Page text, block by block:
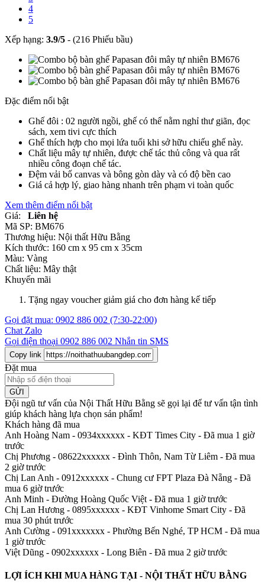
4
5
Xếp hạng: 3.9/5 - (216 Phiếu bầu)
Đặc điểm nổi bật
Ghế đôi : 02 người ngồi, ghế có thể nằm nghỉ thư giãn, đọc
sách, xem tivi cực thích
Ghế thích hợp cho mọi lứa tuổi khi sở hữu chiếu ghế này.
Chất liệu mây tự nhiên, được chế tác thủ công và qua rất
nhiều công đoạn chế tác.
Đệm vải bố canvas và bông gòn dày và có độ bền cao
Giá cả hợp lý, giao hàng nhanh trên phạm vi toàn quốc
Xem thêm điểm nổi bật
Giá:
Liên hệ
Mã SP: BM676
Thương hiệu: Nội thất Hữu Bằng
Kích thước: 160 cm x 95 cm x 35cm
Màu: Vàng
Chất liệu: Mây thật
Khuyến mãi
Tặng ngay voucher giảm giá cho đơn hàng kế tiếp
Gọi đặt mua: 0902 886 002 (7:30-22:00)
Chat Zalo
Gọi điện thoại 0902 886 002 Nhắn tin SMS
Copy link
Đặt mua
GỬI
Đội ngũ tư vấn của Nội Thất Hữu Bằng sẽ gọi lại để tư vấn tận tình
giúp khách hàng lựa chọn sản phẩm!
Khách hàng đã mua
Anh Hoàng Nam - 0934xxxxxx - KĐT Times City - Đã mua 1 giờ
trước
Chị Phương - 08622xxxxxx - Đình Thôn, Nam Từ Liêm - Đã mua
2 giờ trước
Chị Lan Anh - 0912xxxxxx - Chung cư FPT Plaza Đà Nẵng - Đã
mua 6 giờ trước
Anh Minh - Đường Hoàng Quốc Việt - Đã mua 1 giờ trước
Chị Lan Hương - 0895xxxxxx - KĐT Vinhome Smart City - Đã
mua 30 phút trước
Anh Cường - 091xxxxxxx - Phường Bến Nghé, TP HCM - Đã mua
1 giờ trước
Việt Dũng - 0902xxxxxx - Long Biên - Đã mua 2 giờ trước
LỢI ÍCH KHI MUA HÀNG TẠI - NỘI THẤT HỮU BẰNG